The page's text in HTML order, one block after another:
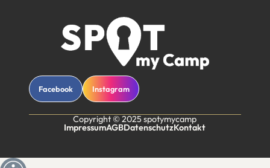
Facebook Instagram
Copyright © 2025 spotymycamp
ImpressumAGBDatenschutzKontakt
Weitere Informationen über den gesperrten Inhalt.